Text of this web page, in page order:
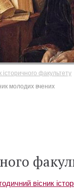
історичного факультету
молодих вчених
вісник